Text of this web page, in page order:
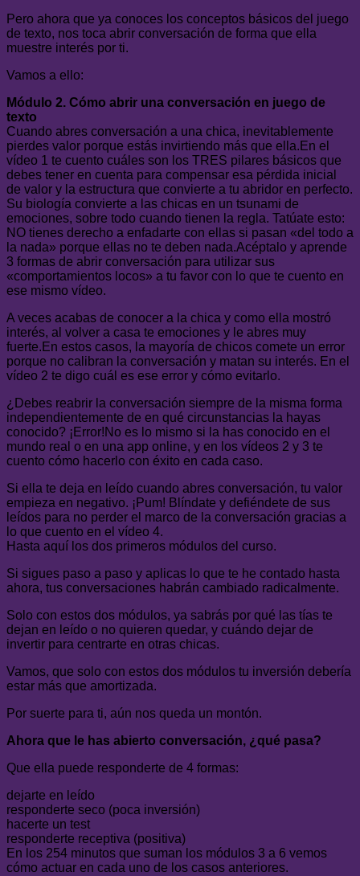
Pero ahora que ya conoces los conceptos básicos del juego
de texto, nos toca abrir conversación de forma que ella
muestre interés por ti.
Vamos a ello:
Módulo 2. Cómo abrir una conversación en juego de
texto
Cuando abres conversación a una chica, inevitablemente
pierdes valor porque estás invirtiendo más que ella.En el
vídeo 1 te cuento cuáles son los TRES pilares básicos que
debes tener en cuenta para compensar esa pérdida inicial
de valor y la estructura que convierte a tu abridor en perfecto.
Su biología convierte a las chicas en un tsunami de
emociones, sobre todo cuando tienen la regla. Tatúate esto:
NO tienes derecho a enfadarte con ellas si pasan «del todo a
la nada» porque ellas no te deben nada.Acéptalo y aprende
3 formas de abrir conversación para utilizar sus
«comportamientos locos» a tu favor con lo que te cuento en
ese mismo vídeo.
A veces acabas de conocer a la chica y como ella mostró
interés, al volver a casa te emociones y le abres muy
fuerte.En estos casos, la mayoría de chicos comete un error
porque no calibran la conversación y matan su interés. En el
vídeo 2 te digo cuál es ese error y cómo evitarlo.
¿Debes reabrir la conversación siempre de la misma forma
independientemente de en qué circunstancias la hayas
conocido? ¡Error!No es lo mismo si la has conocido en el
mundo real o en una app online, y en los vídeos 2 y 3 te
cuento cómo hacerlo con éxito en cada caso.
Si ella te deja en leído cuando abres conversación, tu valor
empieza en negativo. ¡Pum! Blíndate y defiéndete de sus
leídos para no perder el marco de la conversación gracias a
lo que cuento en el vídeo 4.
Hasta aquí los dos primeros módulos del curso.
Si sigues paso a paso y aplicas lo que te he contado hasta
ahora, tus conversaciones habrán cambiado radicalmente.
Solo con estos dos módulos, ya sabrás por qué las tías te
dejan en leído o no quieren quedar, y cuándo dejar de
invertir para centrarte en otras chicas.
Vamos, que solo con estos dos módulos tu inversión debería
estar más que amortizada.
Por suerte para ti, aún nos queda un montón.
Ahora que le has abierto conversación, ¿qué pasa?
Que ella puede responderte de 4 formas:
dejarte en leído
responderte seco (poca inversión)
hacerte un test
responderte receptiva (positiva)
En los 254 minutos que suman los módulos 3 a 6 vemos
cómo actuar en cada uno de los casos anteriores.